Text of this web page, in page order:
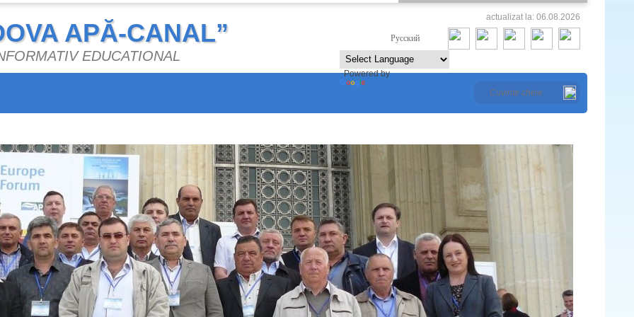
APĂ-CANAL”
EDUCATIONAL
actualizat la: 06.08.2026
Русский
Powered by